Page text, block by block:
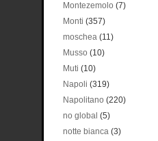
Montezemolo (7)
Monti (357)
moschea (11)
Musso (10)
Muti (10)
Napoli (319)
Napolitano (220)
no global (5)
notte bianca (3)